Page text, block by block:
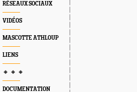
RÉSEAUX SOCIAUX
VIDÉOS
MASCOTTE ATHLOUP
LIENS
🔸 🔸 🔸
DOCUMENTATION